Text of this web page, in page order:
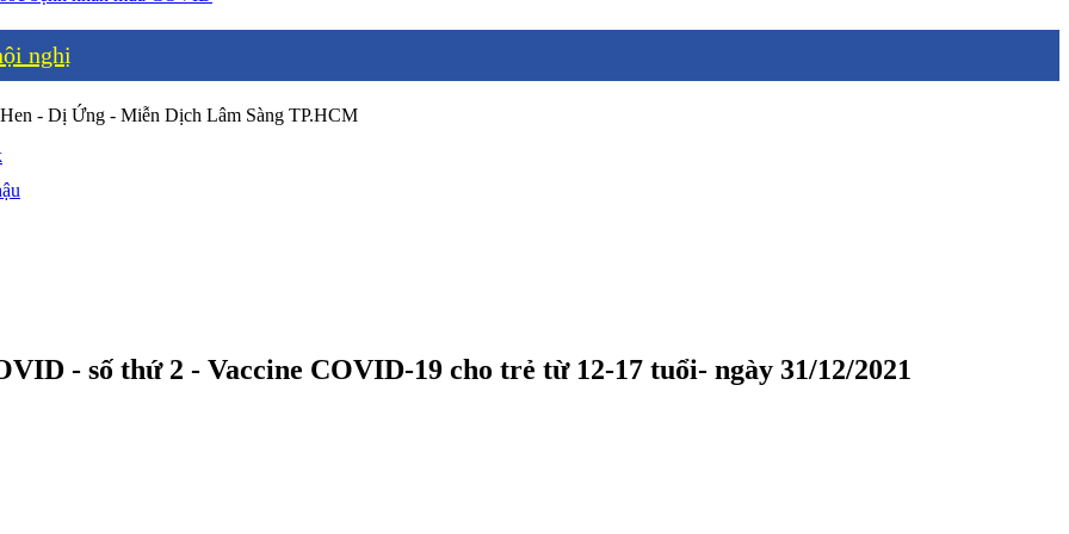
- số thứ 2 - Vaccine COVID-19 cho trẻ từ 12-17 tuổi- ngày 31/12/2021
nghị
- Dị Ứng - Miễn Dịch Lâm Sàng TP.HCM